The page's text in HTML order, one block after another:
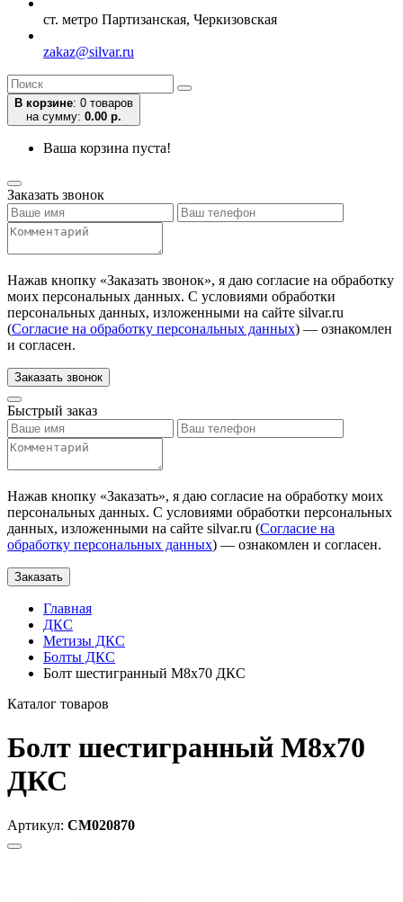
ст. метро Партизанская, Черкизовская
zakaz@silvar.ru
В корзине: 0 товаров
на сумму: 0.00 р.
Ваша корзина пуста!
Заказать звонок
Нажав кнопку «Заказать звонок», я даю согласие на обработку
моих персональных данных. С условиями обработки
персональных данных, изложенными на сайте silvar.ru
(Согласие на обработку персональных данных) — ознакомлен
и согласен.
Заказать звонок
Быстрый заказ
Нажав кнопку «Заказать», я даю согласие на обработку моих
персональных данных. С условиями обработки персональных
данных, изложенными на сайте silvar.ru (Согласие на
обработку персональных данных) — ознакомлен и согласен.
Заказать
Главная
ДКС
Метизы ДКС
Болты ДКС
Болт шестигранный М8х70 ДКС
Каталог товаров
Болт шестигранный М8х70
ДКС
Артикул: CM020870